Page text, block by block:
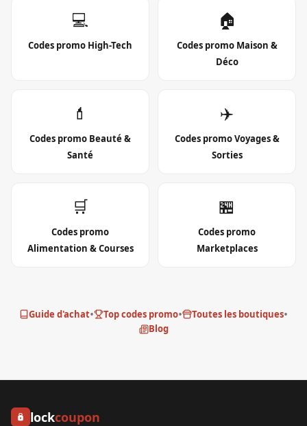
💻
Codes promo High-Tech
🏠
Codes promo Maison &
Déco
💄
Codes promo Beauté &
Santé
✈️
Codes promoVoyages &
Sorties
🛒
Codes promo
Alimentation & Courses
🏪
Codes promo
Marketplaces
Guide d'achat• Top codes promo• Toutes les boutiques•
Blog
lockcoupon